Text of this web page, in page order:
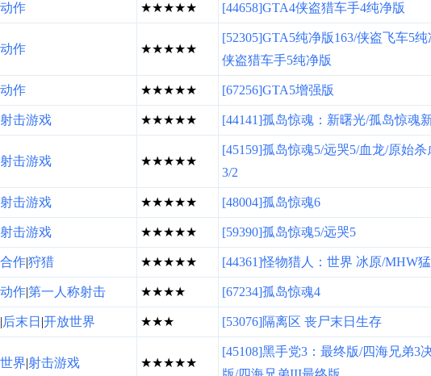
动作 ★★★★★ [44658]GTA4侠盗猎车手4纯净版
动作 ★★★★★
[52305]GTA5纯净版163/侠盗飞车5
侠盗猎车手5纯净版
动作 ★★★★★ [67256]GTA5增强版
射击游戏 ★★★★★ [44141]孤岛惊魂：新曙光/孤岛惊魂
射击游戏 ★★★★★
[45159]孤岛惊魂5/远哭5/血龙/原始杀
3/2
射击游戏 ★★★★★ [48004]孤岛惊魂6
射击游戏 ★★★★★ [59390]孤岛惊魂5/远哭5
合作|狩猎 ★★★★★ [44361]怪物猎人：世界 冰原/MHW
动作|第一人称射击 ★★★★ [67234]孤岛惊魂4
|后末日 |开放世界 ★★★ [53076]隔离区 丧尸末日生存
界|射击游戏 ★★★★★
[45108]黑手党3：最终版/四海兄弟3